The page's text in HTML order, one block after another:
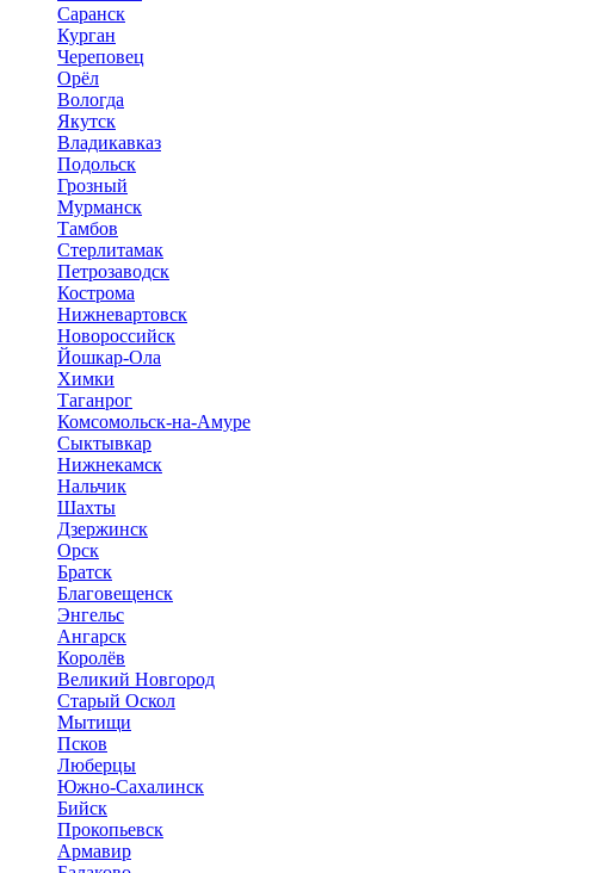
Саранск
Курган
Череповец
Орёл
Вологда
Якутск
Владикавказ
Подольск
Грозный
Мурманск
Тамбов
Стерлитамак
Петрозаводск
Кострома
Нижневартовск
Новороссийск
Йошкар-Ола
Химки
Таганрог
Комсомольск-на-Амуре
Сыктывкар
Нижнекамск
Нальчик
Шахты
Дзержинск
Орск
Братск
Благовещенск
Энгельс
Ангарск
Королёв
Великий Новгород
Старый Оскол
Мытищи
Псков
Люберцы
Южно-Сахалинск
Бийск
Прокопьевск
Армавир